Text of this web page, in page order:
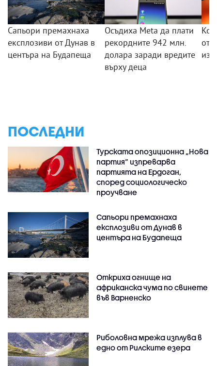
Сапьори премахнаха
експлозиви от Дунав в
центъра на Будапеща
Осъдиха Meta да плати
рекордните 942 млн.
долара заради вредите
върху деца
от
ПОСЛЕДНИ
Турската опозиционна „Нова
партия“ изпреварва
партията на Ердоган,
според социологическо
проучване
Сапьори премахнаха
експлозиви от Дунав в
центъра на Будапеща
Откриха огнище на
африканска чума по свинете
във Варненско
Риболовна мрежа изплува в
едно от Рилските езера